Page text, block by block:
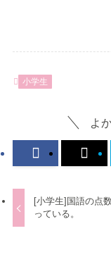
小学生
よ
[小学生]国語の点
っている。